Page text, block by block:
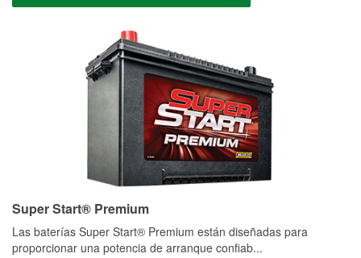
Super Start® Premium
Las baterías Super Start® Premium están diseñadas para
proporcionar una potencia de arranque confiab...